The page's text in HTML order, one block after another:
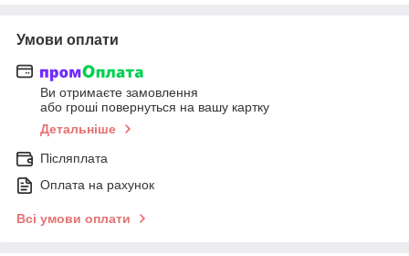
Умови оплати
Ви отримаєте замовлення
або гроші повернуться на вашу картку
Детальніше
Післяплата
Оплата на рахунок
Всі умови оплати